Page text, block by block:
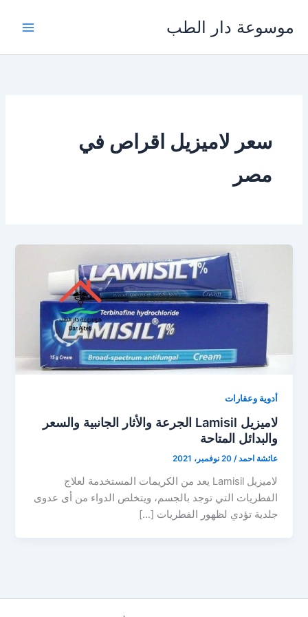
المحتوى
موسوعة دار الطب
سعر لاميزيل اقراص في
مصر
أدوية وعقارات
لاميزيل Lamisil الجرعة والأثار الجانبية والسعر
والبدائل المتاحة
عائشة احمد/20 نوفمبر، 2021
لاميزيل Lamisil يعد من الكريمات المستخدمة لعلاج
الفطريات التي توجد بالجسم، ويتخلص الدواء من أى عدوى
جلدية تؤدي لظهور الفطريات […]